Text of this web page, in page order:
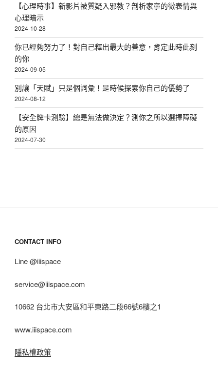
【心理時事】新影片被質疑入邪教？剖析家寧的微表情與
心理暗示
2024-10-28
你已經夠努力了！對自己釋出最大的善意，肯定此時此刻
的你
2024-09-05
別讓「天賦」只是個詞彙！是時候探索你自己的優勢了
2024-08-12
【安全牌卡測驗】總是無法做決定？測你之所以選擇障礙
的原因
2024-07-30
CONTACT INFO
Line @iiispace
service@iiispace.com
10662 台北市大安區和平東路二段66號6樓之1
www.iiispace.com
隱私權政策